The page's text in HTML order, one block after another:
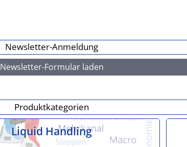
Newsletter-Anmeldung
Newsletter-Formular laden
Produktkategorien
Liquid Handling